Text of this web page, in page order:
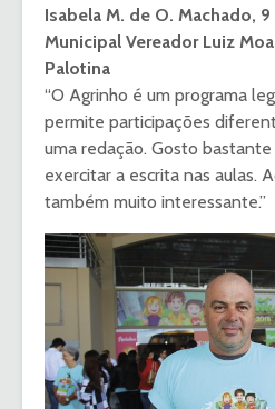
Isabela M. de O. Machado,
Municipal Vereador Luiz
Palotina
“O Agrinho é um programa
permite participações
uma redação. Gosto
exercitar a escrita nas aulas.
também muito interessante.”